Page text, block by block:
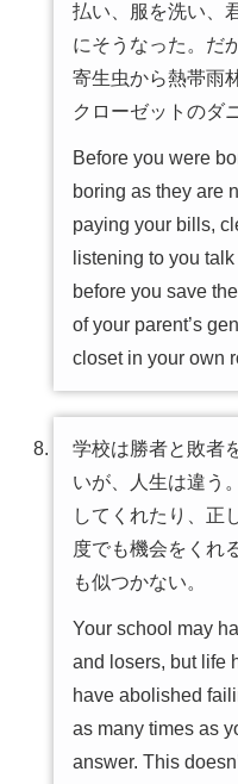
払い、服を洗い、
にそうなった。だ
寄生虫から熱帯雨
クローゼットのダ
Before you were
boring as they are
paying your bills,
listening to you
before you save
of your parent’s
closet in your own
学校は勝者と敗者
いが、人生は違う
してくれたり、正
度でも機会をくれ
も似つかない。
Your school may
and losers, but life
have abolished
as many times as
answer. This